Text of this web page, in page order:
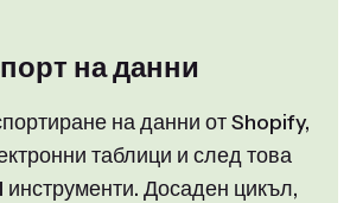
на данни
на данни от Shopify,
таблици и след това
инструменти. Досаден цикъл,